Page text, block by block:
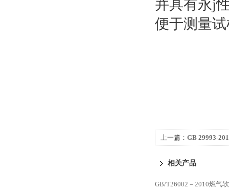
并具有永j
便于测量
上一篇： GB 29993-
相关产品
GB/T26002－2010燃气